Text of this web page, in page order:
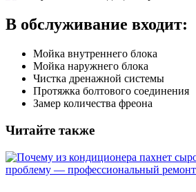
В обслуживание входит:
Мойка внутреннего блока
Мойка наружнего блока
Чистка дренажной системы
Протяжка болтового соединения
Замер количества фреона
Читайте также